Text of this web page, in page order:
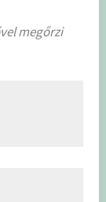
megőrzi